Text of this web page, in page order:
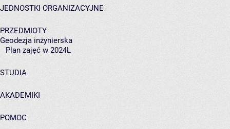
JEDNOSTKI ORGANIZACYJNE
PRZEDMIOTY
Geodezja inżynierska
Plan zajęć w 2024L
STUDIA
AKADEMIKI
POMOC